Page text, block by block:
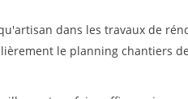
dans les travaux de
le planning chantiers